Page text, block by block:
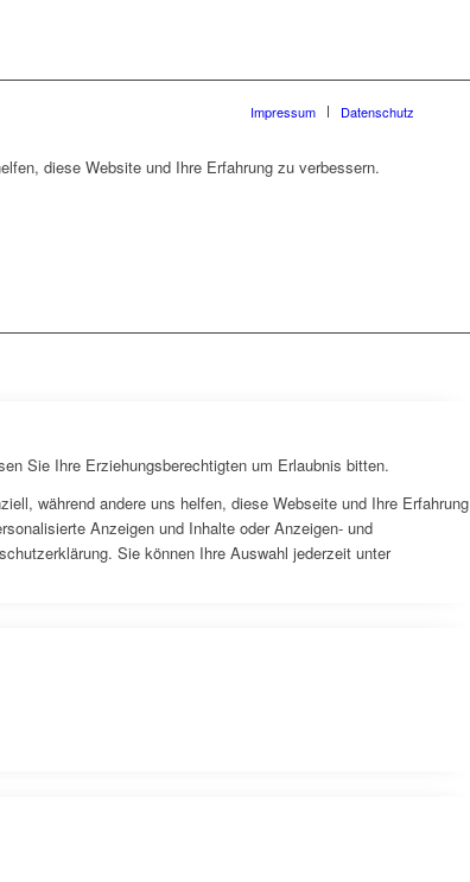
Impressum Datenschutz
diese Website und Ihre Erfahrung zu verbessern.
Sie Ihre Erziehungsberechtigten um Erlaubnis bitten.
während andere uns helfen, diese Webseite und Ihre Erfahrung
Anzeigen und Inhalte oder Anzeigen- und
Sie können Ihre Auswahl jederzeit unter